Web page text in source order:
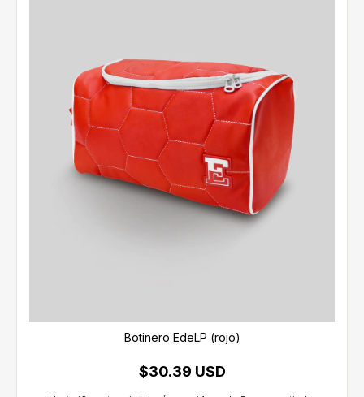
Botinero EdeLP (rojo)
$30.39 USD